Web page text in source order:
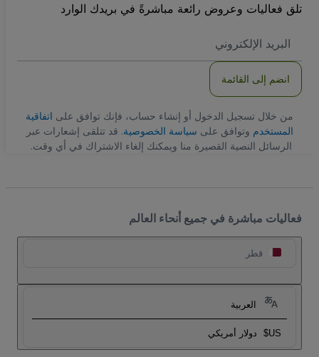
تلق فعاليات وعروض رائعة مباشرةً في بريدك الوارد
الاكتروني
انضم إلى القائمة
من خلال تسجيل الدخول أو إنشاء حساب، فإنك توافق علىاتفاقية
المستخدموتوافق علىسياسة الخصوصية. قد تتلقى إشعارات عبر
الرسائل النصية القصيرة منا ويمكنك إلغاء الاشتراك في أي وقت.
فعاليات مباشرة في جميع أنحاء العالم
قطر
العربية
US$ دولار أمريكي